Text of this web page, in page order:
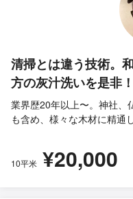
清掃とは違う技術。
方の灰汁洗いを是非！
業界歴20年以上〜。神社、
も含め、様々な木材に精通
10平米 ¥20,000